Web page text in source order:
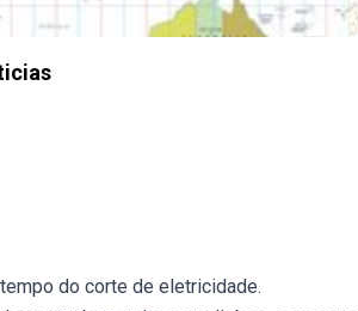
do corte de eletricidade.